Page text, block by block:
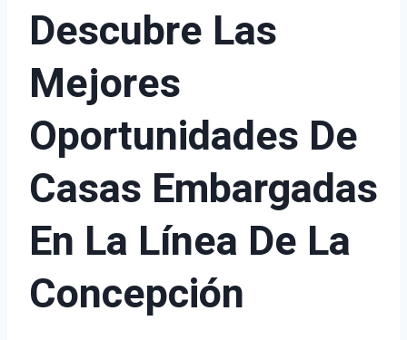
Descubre Las
Mejores
Oportunidades De
Casas Embargadas
En La Línea De La
Concepción